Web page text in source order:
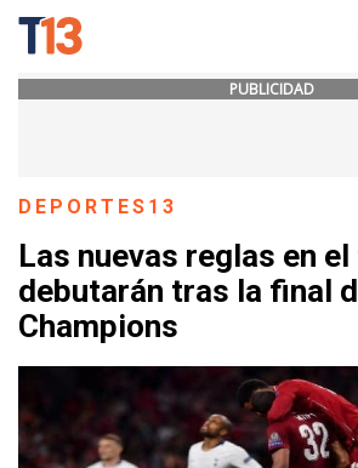
PUBLICIDAD
DEPORTES13
Las nuevas reglas en
debutarán tras la final
Champions